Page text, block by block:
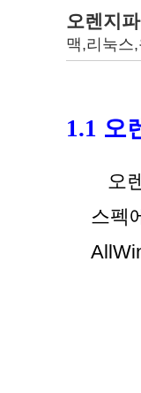
오렌지
맥,리눅스
1.1 오
오
스펙